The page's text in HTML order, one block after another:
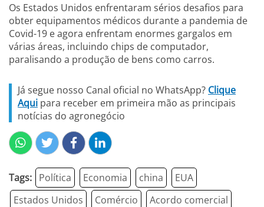
Os Estados Unidos enfrentaram sérios desafios para
obter equipamentos médicos durante a pandemia de
Covid-19 e agora enfrentam enormes gargalos em
várias áreas, incluindo chips de computador,
paralisando a produção de bens como carros.
Já segue nosso Canal oficial no WhatsApp? Clique
Aqui para receber em primeira mão as principais
notícias do agronegócio
Tags: Política Economia china
EUA
Estados Unidos
Comércio Acordo comercial